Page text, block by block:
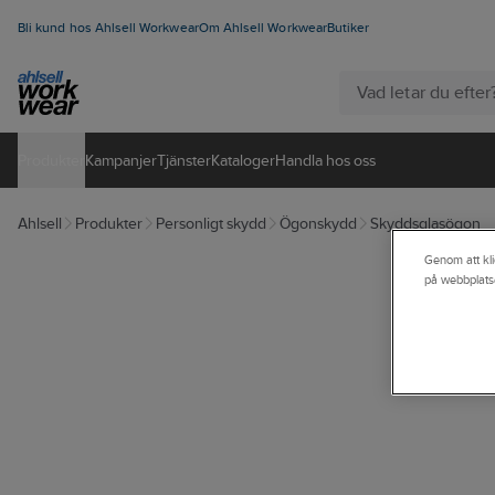
Bli kund hos Ahlsell WorkwearOm Ahlsell WorkwearButiker
KampanjerTjänsterKatalogerHandla hos oss
Ahlsell Produkter Personligt skydd Ögonskydd Skyddsglasögon
Genom att
på